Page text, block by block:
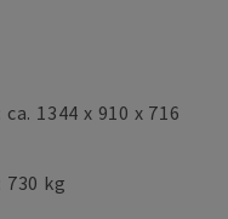
1344 x 910 x 716
kg